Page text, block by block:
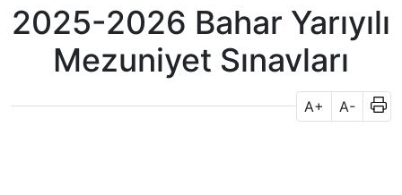
2025-2026 Bahar Yarıyılı
Mezuniyet Sınavları
A+ A-